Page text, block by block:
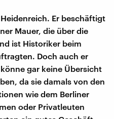
Er beschäftigt
Mauer, die über die
ist Historiker beim
Doch auch er
gar keine Übersicht
da sie damals von den
wie dem Berliner
oder Privatleuten